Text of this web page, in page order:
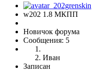
w202 1.8 МКПП
Новичок форума
Сообщения: 5
Иван
Записан